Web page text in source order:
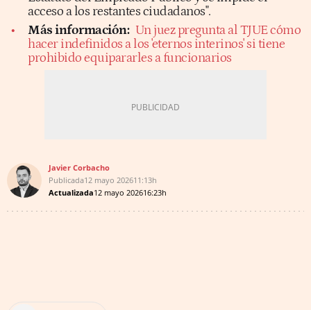
acceso a los restantes ciudadanos".
Más información: Un juez pregunta al TJUE cómo
hacer indefinidos a los 'eternos interinos' si tiene
prohibido equipararles a funcionarios
Javier Corbacho
Publicada12 mayo 202611:13h
Actualizada12 mayo 202616:23h